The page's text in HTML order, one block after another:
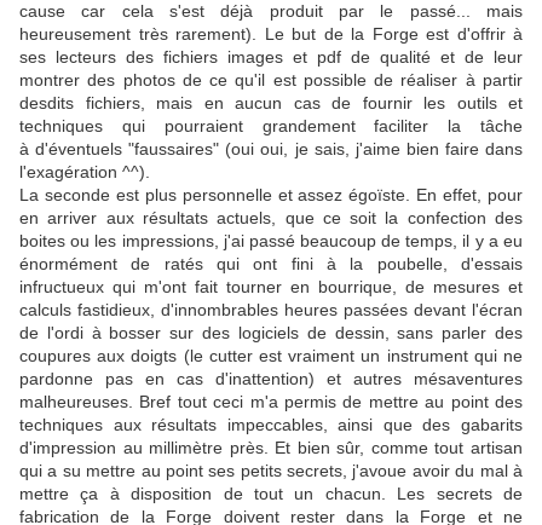
cause car cela s'est déjà produit par le passé... mais
heureusement très rarement). Le but de la Forge est d'offrir à
ses lecteurs des fichiers images et pdf de qualité et de leur
montrer des photos de ce qu'il est possible de réaliser à partir
desdits fichiers, mais en aucun cas de fournir les outils et
techniques qui pourraient grandement faciliter la tâche
à d'éventuels "faussaires" (oui oui, je sais, j'aime bien faire dans
l'exagération ^^).
La seconde est plus personnelle et assez égoïste. En effet, pour
en arriver aux résultats actuels, que ce soit la confection des
boites ou les impressions, j'ai passé beaucoup de temps, il y a eu
énormément de ratés qui ont fini à la poubelle, d'essais
infructueux qui m'ont fait tourner en bourrique, de mesures et
calculs fastidieux, d'innombrables heures passées devant l'écran
de l'ordi à bosser sur des logiciels de dessin, sans parler des
coupures aux doigts (le cutter est vraiment un instrument qui ne
pardonne pas en cas d'inattention) et autres mésaventures
malheureuses. Bref tout ceci m'a permis de mettre au point des
techniques aux résultats impeccables, ainsi que des gabarits
d'impression au millimètre près. Et bien sûr, comme tout artisan
qui a su mettre au point ses petits secrets, j'avoue avoir du mal à
mettre ça à disposition de tout un chacun. Les secrets de
fabrication de la Forge doivent rester dans la Forge et ne